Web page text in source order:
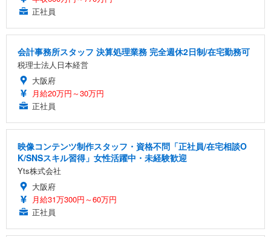
正社員
会計事務所スタッフ 決算処理業務 完全週休2日制/在宅勤務可
税理士法人日本経営
大阪府
月給20万円～30万円
正社員
映像コンテンツ制作スタッフ・資格不問「正社員/在宅相談O
K/SNSスキル習得」女性活躍中・未経験歓迎
Yts株式会社
大阪府
月給31万300円～60万円
正社員